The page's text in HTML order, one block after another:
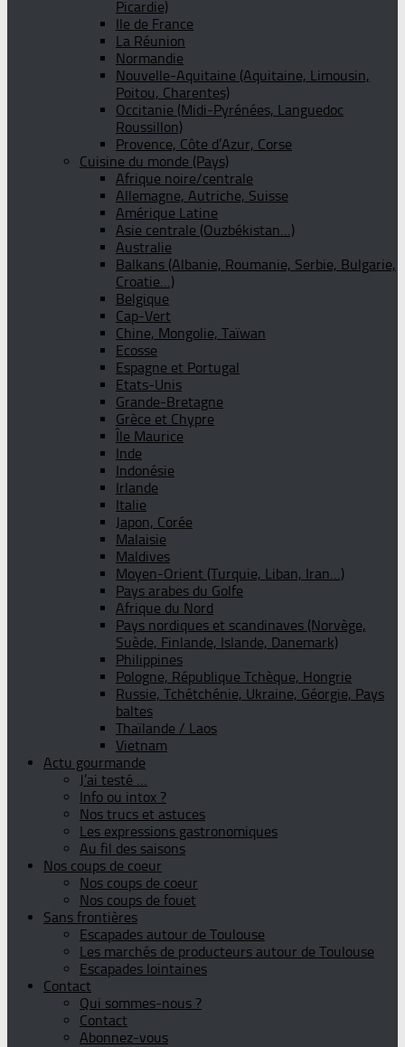
Picardie)
Ile de France
La Réunion
Normandie
Nouvelle-Aquitaine (Aquitaine, Limousin,
Poitou, Charentes)
Occitanie (Midi-Pyrénées, Languedoc
Roussillon)
Provence, Côte d’Azur, Corse
Cuisine du monde (Pays)
Afrique noire/centrale
Allemagne, Autriche, Suisse
Amérique Latine
Asie centrale (Ouzbékistan…)
Australie
Balkans (Albanie, Roumanie, Serbie, Bulgarie,
Croatie…)
Belgique
Cap-Vert
Chine, Mongolie, Taïwan
Ecosse
Espagne et Portugal
Etats-Unis
Grande-Bretagne
Grèce et Chypre
Île Maurice
Inde
Indonésie
Irlande
Italie
Japon, Corée
Malaisie
Maldives
Moyen-Orient (Turquie, Liban, Iran…)
Pays arabes du Golfe
Afrique du Nord
Pays nordiques et scandinaves (Norvège,
Suède, Finlande, Islande, Danemark)
Philippines
Pologne, République Tchèque, Hongrie
Russie, Tchétchénie, Ukraine, Géorgie, Pays
baltes
Thaïlande / Laos
Vietnam
Actu gourmande
J’ai testé …
Info ou intox ?
Nos trucs et astuces
Les expressions gastronomiques
Au fil des saisons
Nos coups de coeur
Nos coups de coeur
Nos coups de fouet
Sans frontières
Escapades autour de Toulouse
Les marchés de producteurs autour de Toulouse
Escapades lointaines
Contact
Qui sommes-nous ?
Contact
Abonnez-vous